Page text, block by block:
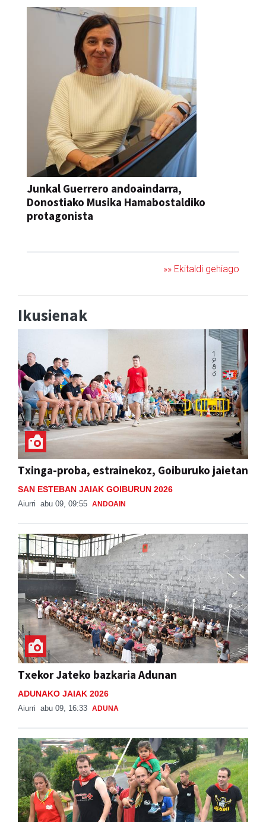
Junkal Guerrero andoaindarra,
Donostiako Musika Hamabostaldiko
protagonista
»» Ekitaldi gehiago
Ikusienak
Txinga-proba, estrainekoz, Goiburuko jaietan
SAN ESTEBAN JAIAK GOIBURUN 2026
Aiurri abu 09, 09:55 ANDOAIN
Txekor Jateko bazkaria Adunan
ADUNAKO JAIAK 2026
Aiurri abu 09, 16:33 ADUNA